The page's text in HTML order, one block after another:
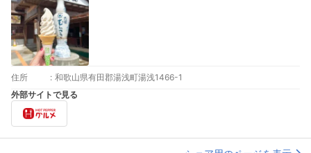
住所 : 和歌山県有田郡湯浅町湯浅1466-1
外部サイトで見る